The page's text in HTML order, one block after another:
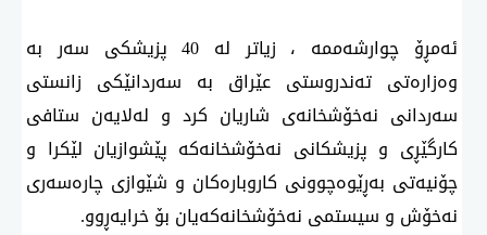
ئەمڕۆ چوارشەممە ، زیاتر لە 40 پزیشكی سەر بە
وەزارەتی تەندروستی عێراق بە سەردانێكی زانستی
سەردانی نەخۆشخانەی شاریان كرد و لەلایەن ستافی
كارگێڕی و پزیشكانی نەخۆشخانەكە پێشوازیان لێكرا و
چۆنیەتی بەڕێوەچوونی كاروبارەكان و شێوازی چارەسەری
نەخۆش و سیستمی نەخۆشخانەكەیان بۆ خرایەڕوو.